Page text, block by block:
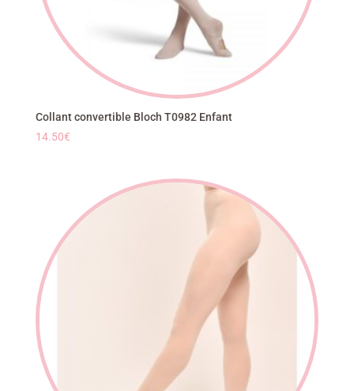
Collant convertible Bloch T0982 Enfant
14.50€